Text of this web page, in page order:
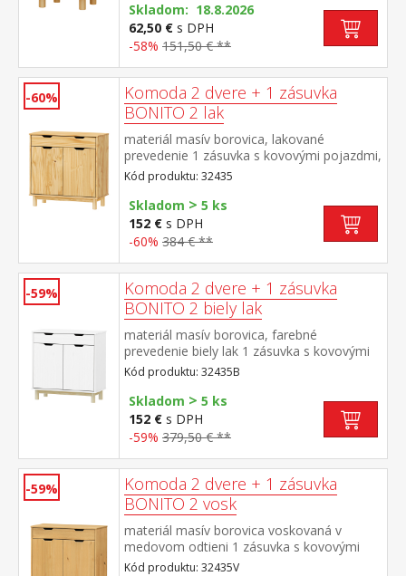
Skladom: 18.8.2026
62,50 € s DPH
-58% 151,50 € **
-60%
Komoda 2 dvere + 1 zásuvka
BONITO 2 lak
materiál masív borovica, lakované
prevedenie 1 zásuvka s kovovými pojazdmi,
2 dvierka, 1 polica
Kód produktu: 32435
Skladom > 5 ks
152 € s DPH
-60% 384 € **
-59%
Komoda 2 dvere + 1 zásuvka
BONITO 2 biely lak
materiál masív borovica, farebné
prevedenie biely lak 1 zásuvka s kovovými
pojazdmi, 2 dvierka, 1 polica
Kód produktu: 32435B
Skladom > 5 ks
152 € s DPH
-59% 379,50 € **
-59%
Komoda 2 dvere + 1 zásuvka
BONITO 2 vosk
materiál masív borovica voskovaná v
medovom odtieni 1 zásuvka s kovovými
pojazdmi, 2 dvierka, 1 polica
Kód produktu: 32435V